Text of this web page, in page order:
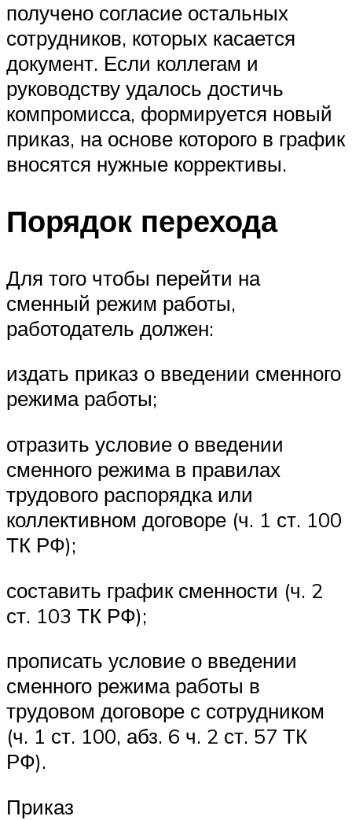
получено согласие остальных
сотрудников, которых касается
документ. Если коллегам и
руководству удалось достичь
компромисса, формируется новый
приказ, на основе которого в график
вносятся нужные коррективы.
Порядок перехода
Для того чтобы перейти на
сменный режим работы,
работодатель должен:
издать приказ о введении сменного
режима работы;
отразить условие о введении
сменного режима в правилах
трудового распорядка или
коллективном договоре (ч. 1 ст. 100
ТК РФ);
составить график сменности (ч. 2
ст. 103 ТК РФ);
прописать условие о введении
сменного режима работы в
трудовом договоре с сотрудником
(ч. 1 ст. 100, абз. 6 ч. 2 ст. 57 ТК
РФ).
Приказ